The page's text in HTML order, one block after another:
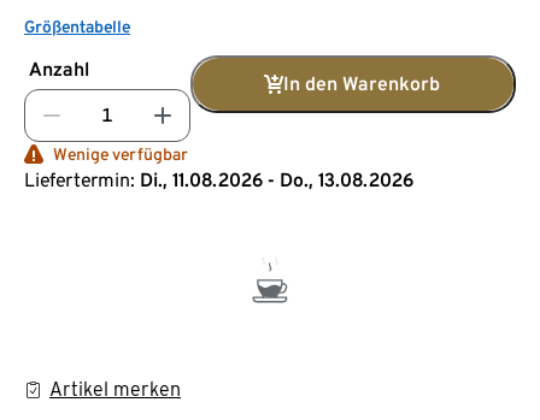
Größentabelle
Anzahl
In den Warenkorb
Wenige verfügbar
Liefertermin: Di., 11.08.2026 - Do., 13.08.2026
Artikel merken